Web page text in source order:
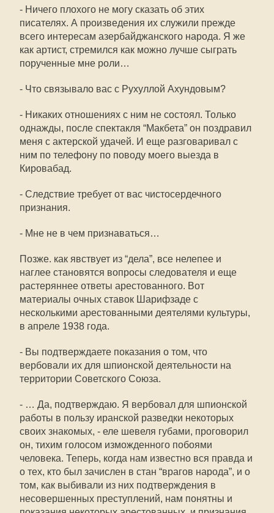
- Ничего плохого не могу сказать об этих
писателях. А произведения их служили прежде
всего интересам азербайджанского народа. Я же
как артист, стремился как можно лучше сыграть
порученные мне роли…
- Что связывало вас с Рухуллой Ахундовым?
- Никаких отношениях с ним не состоял. Только
однажды, после спектакля “Макбета” он поздравил
меня с актерской удачей. И еще разговаривал с
ним по телефону по поводу моего выезда в
Кировабад.
- Следствие требует от вас чистосердечного
признания.
- Мне не в чем признаваться…
Позже. как явствует из “дела”, все нелепее и
наглее становятся вопросы следователя и еще
растеряннее ответы арестованного. Вот
материалы очных ставок Шарифзаде с
несколькими арестованными деятелями культуры,
в апреле 1938 года.
- Вы подтверждаете показания о том, что
вербовали их для шпионской деятельности на
территории Советского Союза.
- … Да, подтверждаю. Я вербовал для шпионской
работы в пользу иранской разведки некоторых
своих знакомых, - еле шевеля губами, проговорил
он, тихим голосом изможденного побоями
человека. Теперь, когда нам известно вся правда и
о тех, кто был зачислен в стан “врагов народа”, и о
том, как выбивали из них подтверждения в
несовершенных преступлений, нам понятны и